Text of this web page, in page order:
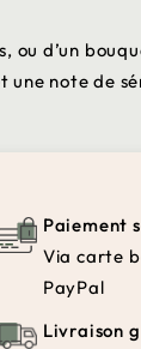
ou d’un
note de
Paiement
Via carte
PayPal
Livraison